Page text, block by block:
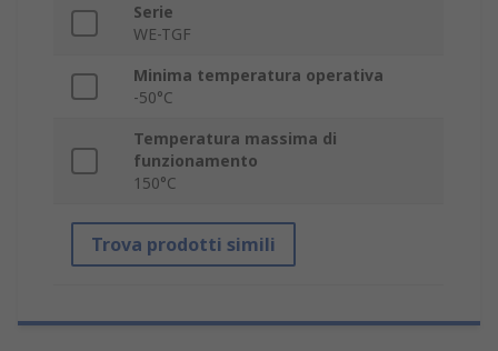
Serie
WE-TGF
Minima temperatura operativa
-50°C
Temperatura massima di
funzionamento
150°C
Trova prodotti simili